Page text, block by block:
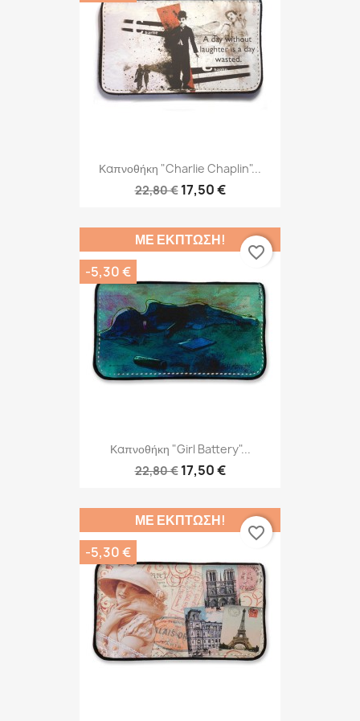
Καπνοθήκη "Charlie Chaplin"...
22,80 € 17,50 €
Καπνοθήκη "Girl Battery"...
22,80 € 17,50 €
ΜΕ ΈΚΠΤΩΣΗ!
-5,30 €
favorite_border
ΜΕ ΈΚΠΤΩΣΗ!
-5,30 €
favorite_border